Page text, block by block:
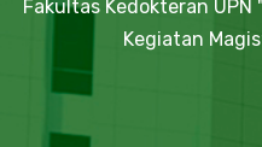
Fakultas Kedokteran
Kegiatan